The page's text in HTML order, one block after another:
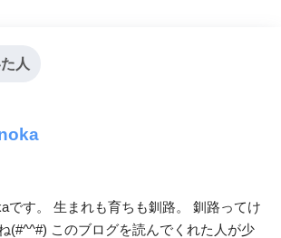
人
です。 生まれも育ちも釧路。 釧路ってけ
(#^^#) このブログを読んでくれた人が少